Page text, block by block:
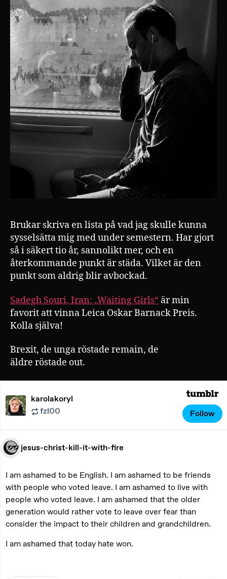
Brukar skriva en lista på vad jag skulle kunna
sysselsätta mig med under semestern. Har gjort
så i säkert tio år, sannolikt mer, och en
återkommande punkt är städa. Vilket är den
punkt som aldrig blir avbockad.
Sadegh Souri, Iran: „Waiting Girls“ är min
favorit att vinna Leica Oskar Barnack Preis.
Kolla själva!
Brexit, de unga röstade remain, de
äldre röstade out.